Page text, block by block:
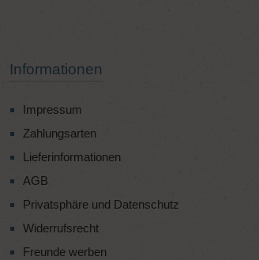
Informationen
Impressum
Zahlungsarten
Lieferinformationen
AGB
Privatsphäre und Datenschutz
Widerrufsrecht
Freunde werben